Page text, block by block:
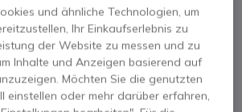
ME34
Zoom
springen
und ähnliche Technologien, um
Ihr Einkaufserlebnis zu
der Website zu messen und zu
Inhalte und Anzeigen basierend auf
Möchten Sie die genutzten
einstellen oder mehr darüber erfahren,